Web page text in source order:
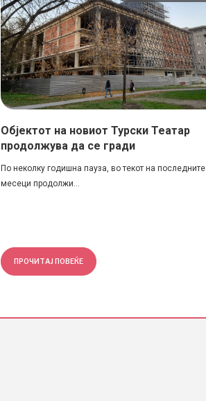
Објектот на новиот Турски Театар
продолжува да се гради
По неколку годишна пауза, во текот на последните
месеци продолжи...
ПРОЧИТАЈ ПОВЕЌЕ